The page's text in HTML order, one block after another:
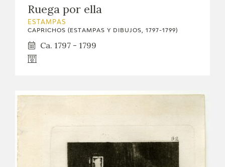
Ruega por ella
ESTAMPAS
CAPRICHOS (ESTAMPAS Y DIBUJOS, 1797-1799)
Ca. 1797 - 1799